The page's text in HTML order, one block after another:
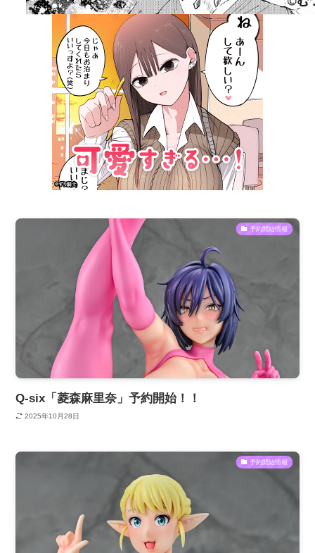
予約開始情報
Q-six「菱森麻里奈」予約開始！！
2025年10月28日
予約開始情報